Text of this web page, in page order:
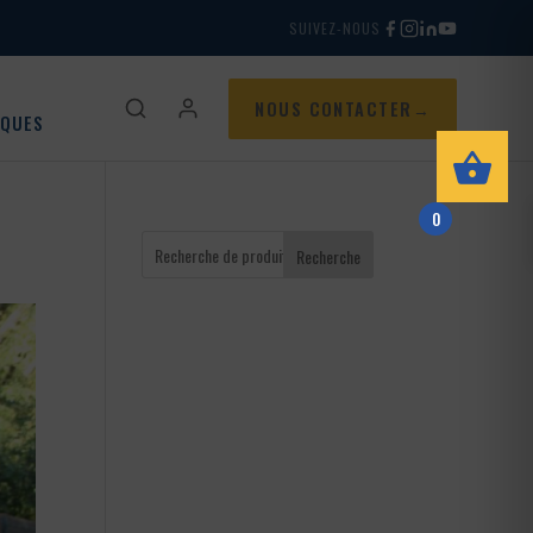
SUIVEZ-NOUS
NOUS CONTACTER
Recherche
0